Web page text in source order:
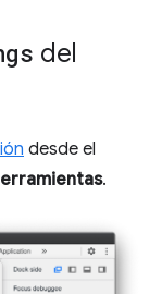
del
desde el
.